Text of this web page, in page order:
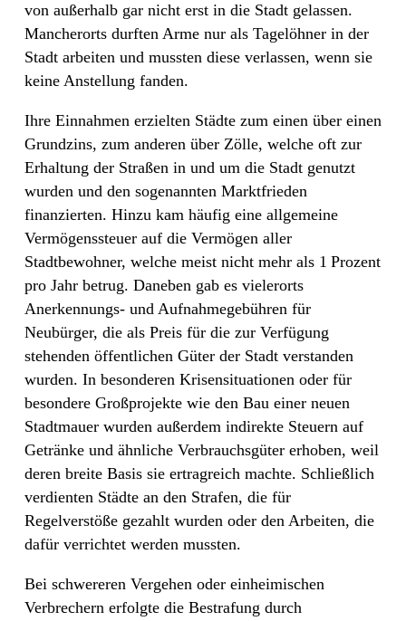
von außerhalb gar nicht erst in die Stadt gelassen.
Mancherorts durften Arme nur als Tagelöhner in der
Stadt arbeiten und mussten diese verlassen, wenn sie
keine Anstellung fanden.
Ihre Einnahmen erzielten Städte zum einen über einen
Grundzins, zum anderen über Zölle, welche oft zur
Erhaltung der Straßen in und um die Stadt genutzt
wurden und den sogenannten Marktfrieden
finanzierten. Hinzu kam häufig eine allgemeine
Vermögenssteuer auf die Vermögen aller
Stadtbewohner, welche meist nicht mehr als 1 Prozent
pro Jahr betrug. Daneben gab es vielerorts
Anerkennungs- und Aufnahmegebühren für
Neubürger, die als Preis für die zur Verfügung
stehenden öffentlichen Güter der Stadt verstanden
wurden. In besonderen Krisensituationen oder für
besondere Großprojekte wie den Bau einer neuen
Stadtmauer wurden außerdem indirekte Steuern auf
Getränke und ähnliche Verbrauchsgüter erhoben, weil
deren breite Basis sie ertragreich machte. Schließlich
verdienten Städte an den Strafen, die für
Regelverstöße gezahlt wurden oder den Arbeiten, die
dafür verrichtet werden mussten.
Bei schwereren Vergehen oder einheimischen
Verbrechern erfolgte die Bestrafung durch